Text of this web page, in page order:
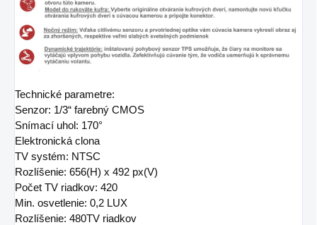
Technické parametre:
Senzor: 1/3“ farebný CMOS
Snímací uhol: 170°
Elektronická clona
TV systém: NTSC
Rozlíšenie: 656(H) x 492 px(V)
Počet TV riadkov: 420
Min. osvetlenie: 0,2 LUX
Rozlíšenie: 480TV riadkov